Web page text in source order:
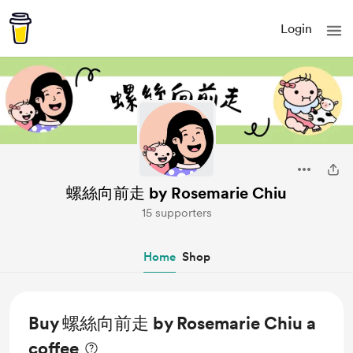
Login
螺絲向前走 by Rosemarie Chiu
15 supporters
Home Shop
Buy 螺絲向前走 by Rosemarie Chiu a
coffee